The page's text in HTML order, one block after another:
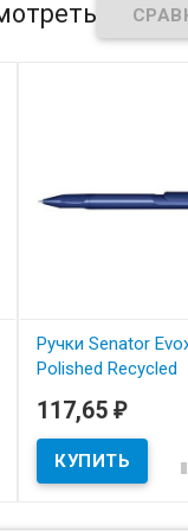
Ручки Senator
Polished Recycled
В наличии
Ручки Senator Evoxx
Polished Recycled для
нанесения логотипа.
117,65₽